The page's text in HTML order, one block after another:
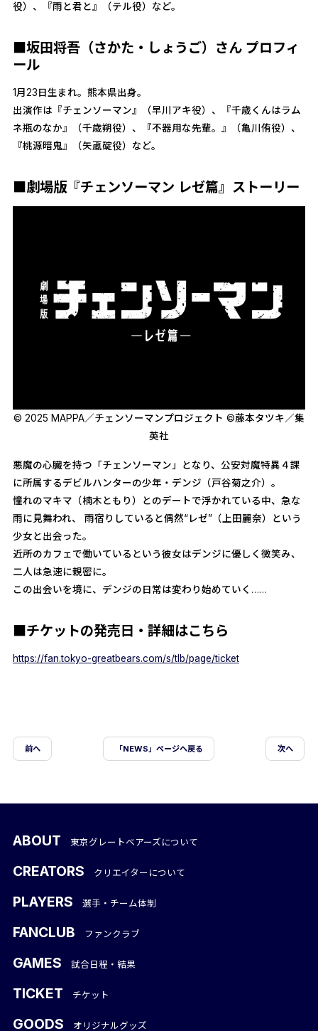
役）、『雨と君と』（テル役）など。
■坂田将吾（さかた・しょうご）さん プロフィ
ール
1月23日生まれ。熊本県出身。
出演作は『チェンソーマン』（早川アキ役）、『千歳くんはラム
ネ瓶のなか』（千歳朔役）、『不器用な先輩。』（亀川侑役）、
『桃源暗鬼』（矢颪碇役）など。
■劇場版『チェンソーマン レゼ篇』ストーリー
© 2025 MAPPA／チェンソーマンプロジェクト ©藤本タツキ／集
英社
悪魔の心臓を持つ「チェンソーマン」となり、公安対魔特異４課
に所属するデビルハンターの少年・デンジ（戸谷菊之介）。
憧れのマキマ（楠木ともり）とのデートで浮かれている中、急な
雨に見舞われ、 雨宿りしていると偶然“レゼ”（上田麗奈）という
少女と出会った。
近所のカフェで働いているという彼女はデンジに優しく微笑み、
二人は急速に親密に。
この出会いを境に、デンジの日常は変わり始めていく……
■チケットの発売日・詳細はこちら
https://fan.tokyo-greatbears.com/s/tlb/page/ticket
前ヘ 「NEWS」ページへ戻る 次へ
ABOUT 東京グレートベアーズについて
CREATORS クリエイターについて
PLAYERS 選手・チーム体制
FANCLUB ファンクラブ
GAMES 試合日程・結果
TICKET チケット
GOODS オリジナルグッズ